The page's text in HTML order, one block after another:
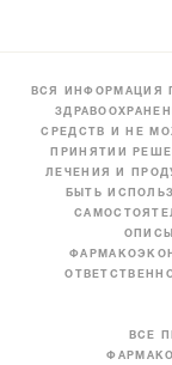
ВСЯ ИНФОРМАЦИЯ
СРЕДСТВ И НЕ
ПРИНЯТИИ
ЛЕЧЕНИЯ И
БЫТЬ
ВСЕ